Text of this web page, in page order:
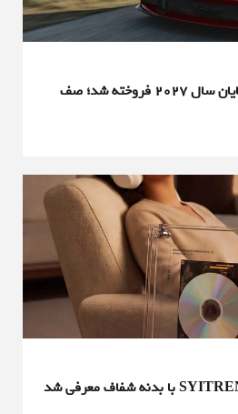
تمامی محصولات فراری تا پایان سال ۲۰۲۷ فروخته شد؛ صف
پخش‌کننده سی‌دی جدید SYITREN با بدنه شفاف معرفی شد